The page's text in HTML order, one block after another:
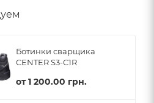
Ботинки сварщика
CENTER S3-C1R
от1 200.00 грн.